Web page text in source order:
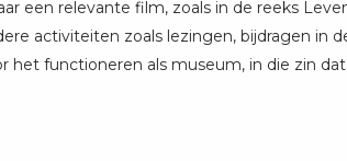
een relevante film, zoals in de reeks
activiteiten zoals lezingen, bijdragen in
het functioneren als museum, in die zin